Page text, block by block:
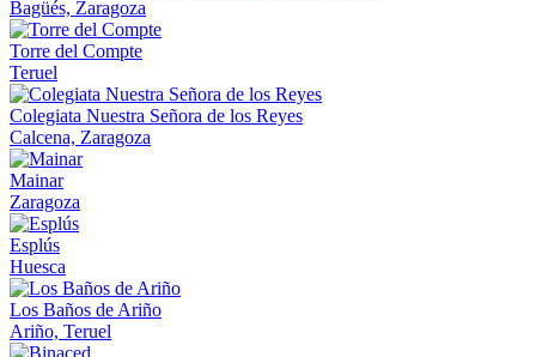
Bagüés, Zaragoza
Torre del Compte
Teruel
Colegiata Nuestra Señora de los Reyes
Calcena, Zaragoza
Mainar
Zaragoza
Esplús
Huesca
Los Baños de Ariño
Ariño, Teruel